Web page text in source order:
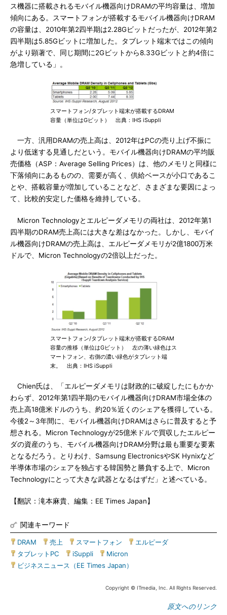
ス機器に搭載されるモバイル機器向けDRAMの平均容量は、増加
傾向にある。スマートフォンが搭載するモバイル機器向けDRAM
の容量は、2010年第2四半期は2.28Gビットだったが、2012年第2
四半期は5.85Gビットに増加した。タブレット端末ではこの傾向
がより顕著で、同じ期間に2Gビットから8.33Gビットと約4倍に
急増している」。
スマートフォン/タブレット端末が搭載するDRAM
容量（単位はGビット） 出典：IHS iSuppli
一方、汎用DRAMの売上高は、2012年はPCの売り上げ不振に
より低迷する見通しだという。モバイル機器向けDRAMの平均販
売価格（ASP：Average Selling Prices）は、他のメモリと同様に
下落傾向にあるものの、需要が高く、供給ベースが小口であるこ
とや、搭載容量が増加していることなど、さまざまな要因によっ
て、比較的安定した価格を維持している。
Micron Technologyとエルピーダメモリの両社は、2012年第1
四半期のDRAM売上高には大きな差はなかった。しかし、モバイ
ル機器向けDRAMの売上高は、エルピーダメモリが2億1800万米
ドルで、Micron Technologyの2倍以上だった。
スマートフォン/タブレット端末が搭載するDRAM
容量の推移（単位はGビット） 左の薄い緑色はス
マートフォン、右側の濃い緑色がタブレット端
末。 出典：IHS iSuppli
Chien氏は、「エルピーダメモリは財政的に破綻したにもかか
わらず、2012年第1四半期のモバイル機器向けDRAM市場全体の
売上高18億米ドルのうち、約20％近くのシェアを獲得している。
今後2～3年間に、モバイル機器向けDRAMはさらに普及すると予
想される。Micron Technologyが25億米ドルで買収したエルピー
ダの資産のうち、モバイル機器向けDRAM分野は最も重要な要素
となるだろう。とりわけ、Samsung ElectronicsやSK Hynixなど
半導体市場のシェアを独占する韓国勢と勝負する上で、Micron
Technologyにとって大きな武器となるはずだ」と述べている。
【翻訳：滝本麻貴、編集：EE Times Japan】
関連キーワード
DRAM 売上 スマートフォン エルピーダ
タブレットPC
iSuppli Micron
ビジネスニュース（EE Times Japan）
Copyright © ITmedia, Inc. All Rights Reserved.
原文へのリンク